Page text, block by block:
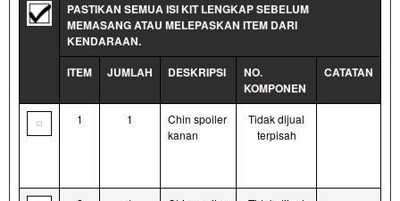
PASTIKAN SEMUA ISI KIT LENGKAP SEBELUM
MEMASANG ATAU MELEPASKAN ITEM DARI
KENDARAAN.
ITEM
JUMLAH DESKRIPSI
NO.
KOMPONEN
CATATAN
1 1
Chin spoiler
kanan
Tidak dijual
terpisah